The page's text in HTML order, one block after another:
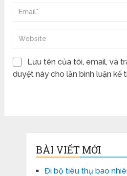
Lưu tên của tôi, email, và
duyệt này cho lần bình luận kế
BÀI VIẾT MỚI
Đi bộ tiêu thụ bao